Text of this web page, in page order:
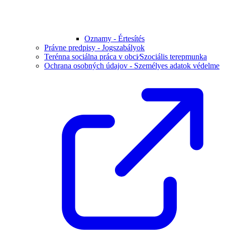
Oznamy - Értesítés
Právne predpisy - Jogszabályok
Terénna sociálna práca v obci⁄Szociális terepmunka
Ochrana osobných údajov - Személyes adatok védelme